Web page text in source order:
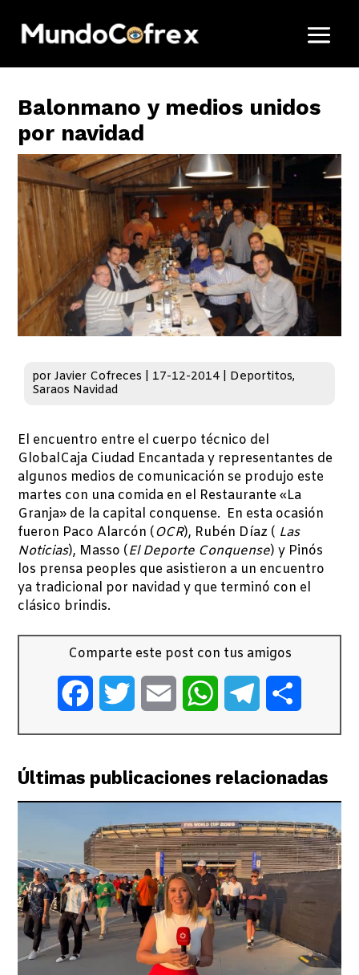
Balonmano y medios unidos
por navidad
porJavier Cofreces 17-12-2014 Deportitos,
Saraos Navidad
El encuentro entre el cuerpo técnico del
GlobalCaja Ciudad Encantada y representantes de
algunos medios de comunicación se produjo este
martes con una comida en el Restaurante «La
Granja» de la capital conquense. En esta ocasión
fueron Paco Alarcón (OCR), Rubén Díaz ( Las
Noticias), Masso (El Deporte Conquense) y Pinós
los prensa peoples que asistieron a un encuentro
ya tradicional por navidad y que terminó con el
clásico brindis.
Comparte este post con tus amigos
FacebookTwitter Email WhatsAppTelegram
Últimas publicaciones relacionadas